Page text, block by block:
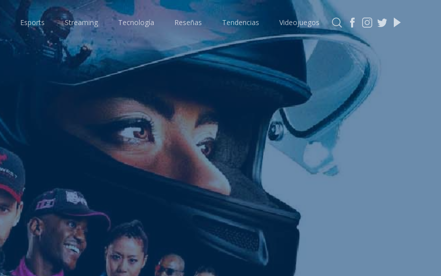
Esports Streaming Tecnología Reseñas Tendencias Videojuegos